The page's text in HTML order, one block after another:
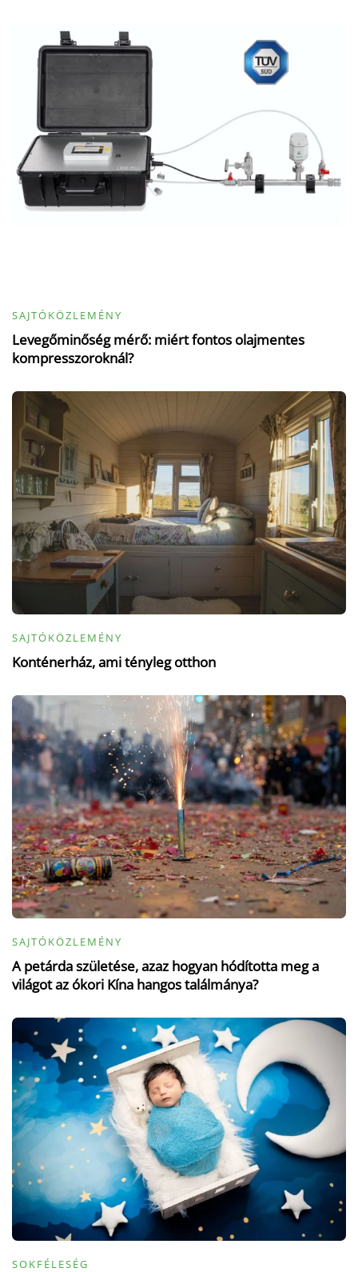
SAJTÓKÖZLEMÉNY
Levegőminőség mérő: miért fontos olajmentes
kompresszoroknál?
SAJTÓKÖZLEMÉNY
Konténerház, ami tényleg otthon
SAJTÓKÖZLEMÉNY
A petárda születése, azaz hogyan hódította meg a
világot az ókori Kína hangos találmánya?
SOKFÉLESÉG